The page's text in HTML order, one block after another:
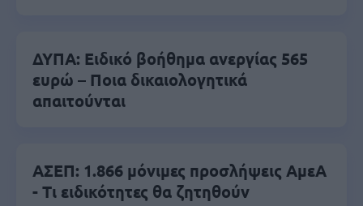
ΔΥΠΑ: Ειδικό βοήθημα ανεργίας 565
ευρώ – Ποια δικαιολογητικά
απαιτούνται
ΑΣΕΠ: 1.866 μόνιμες προσλήψεις ΑμεΑ
- Τι ειδικότητες θα ζητηθούν